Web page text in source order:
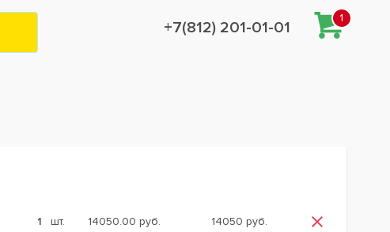
+7(812) 201-01-01
1
шт. 14050.00 руб. 14050 руб.